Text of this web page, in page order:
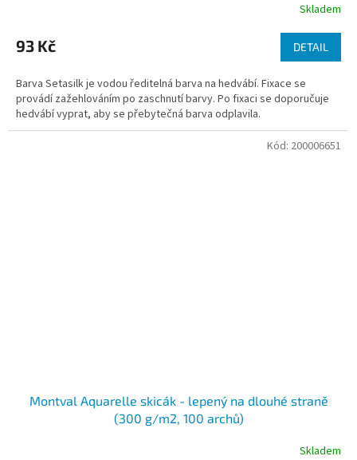
Skladem
93 Kč DETAIL
Barva Setasilk je vodou ředitelná barva na hedvábí. Fixace se
provádí zažehlováním po zaschnutí barvy. Po fixaci se doporučuje
hedvábí vyprat, aby se přebytečná barva odplavila.
Montval Aquarelle skicák - lepený na dlouhé straně
(300 g/m2, 100 archů)
Skladem
Kód: 200006651